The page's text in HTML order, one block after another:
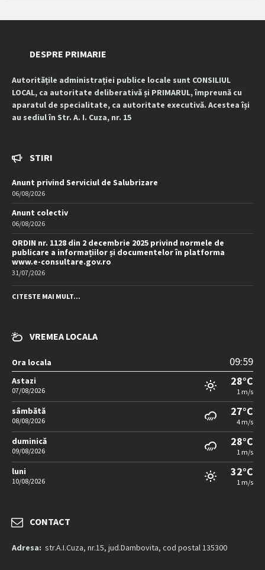
DESPRE PRIMARIE
Autoritățile administrației publice locale sunt CONSILIUL
LOCAL, ca autoritate deliberativă și PRIMARUL, împreună cu
aparatul de specialitate, ca autoritate executivă. Acestea își
au sediul în Str. A. I. Cuza, nr. 15
STIRI
Anunt privind Serviciul de Salubrizare
06/08/2026
Anunt colectiv
06/08/2026
ORDIN nr. 1128 din 2 decembrie 2025 privind normele de
publicare a informațiilor și documentelor în platforma
www.e-consultare.gov.ro
31/07/2026
CITESTE MAI MULT...
VREMEA LOCALA
Ora locala 09:59
Astazi
07/08/2026
28°C
1 m/s
sâmbătă
08/08/2026
27°C
4 m/s
duminică
09/08/2026
28°C
1 m/s
luni
10/08/2026
32°C
1 m/s
CONTACT
Adresa: str.A.I.Cuza, nr.15, jud.Dambovita, cod postal 135300